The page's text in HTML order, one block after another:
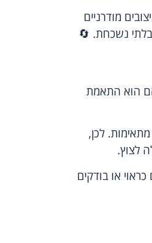
מודרניים
בלתי נשכחת. 🔄
הוא התאמת
לכן,
לצוץ.
או בודקים